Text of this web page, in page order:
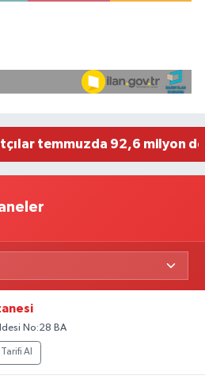
688 milyon 200 bin lira
ilk yarısında 30 milyar
No:28 BA
Tarifi Al